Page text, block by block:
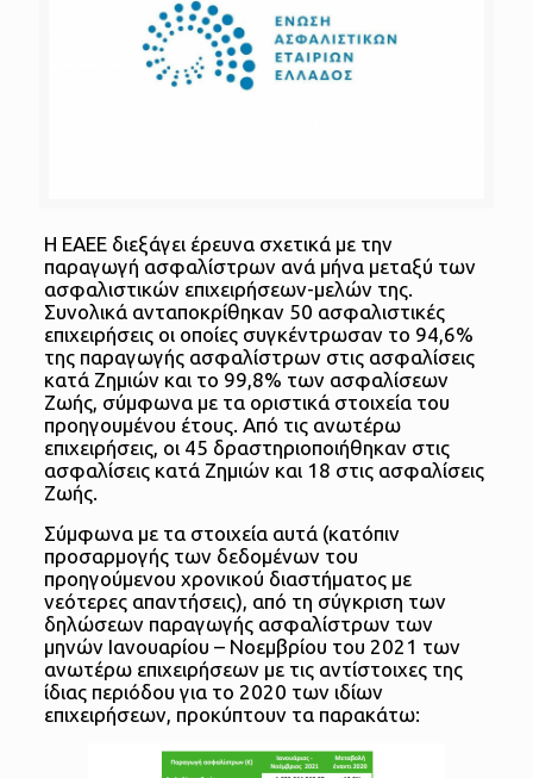
Η ΕΑΕΕ διεξάγει έρευνα σχετικά με την
παραγωγή ασφαλίστρων ανά μήνα μεταξύ των
ασφαλιστικών επιχειρήσεων-μελών της.
Συνολικά ανταποκρίθηκαν 50 ασφαλιστικές
επιχειρήσεις οι οποίες συγκέντρωσαν το 94,6%
της παραγωγής ασφαλίστρων στις ασφαλίσεις
κατά Ζημιών και το 99,8% των ασφαλίσεων
Ζωής, σύμφωνα με τα οριστικά στοιχεία του
προηγουμένου έτους. Από τις ανωτέρω
επιχειρήσεις, οι 45 δραστηριοποιήθηκαν στις
ασφαλίσεις κατά Ζημιών και 18 στις ασφαλίσεις
Ζωής.
Σύμφωνα με τα στοιχεία αυτά (κατόπιν
προσαρμογής των δεδομένων του
προηγούμενου χρονικού διαστήματος με
νεότερες απαντήσεις), από τη σύγκριση των
δηλώσεων παραγωγής ασφαλίστρων των
μηνών Ιανουαρίου – Νοεμβρίου του 2021 των
ανωτέρω επιχειρήσεων με τις αντίστοιχες της
ίδιας περιόδου για το 2020 των ιδίων
επιχειρήσεων, προκύπτουν τα παρακάτω: